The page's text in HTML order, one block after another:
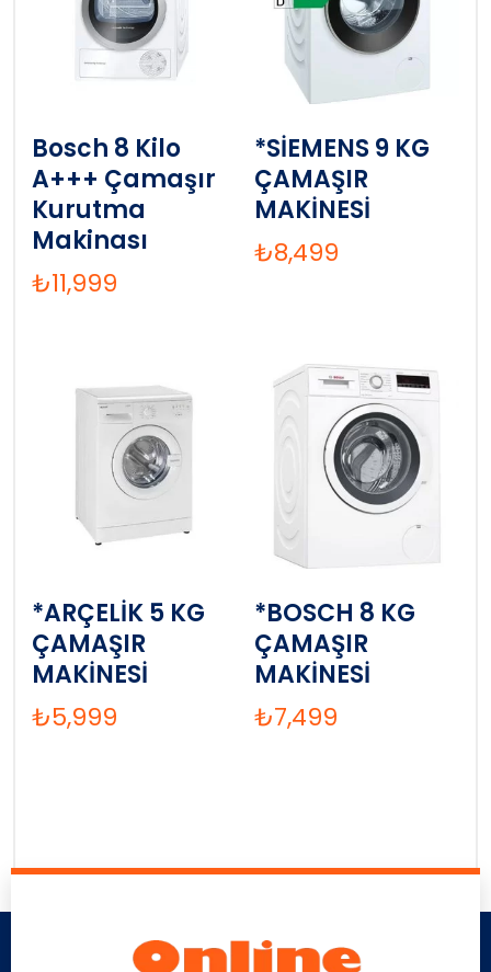
Bosch 8 Kilo
A+++ Çamaşır
Kurutma
Makinası
₺11,999
*SİEMENS 9 KG
ÇAMAŞIR
MAKİNESİ
₺8,499
*ARÇELİK 5 KG
ÇAMAŞIR
MAKİNESİ
₺5,999
*BOSCH 8 KG
ÇAMAŞIR
MAKİNESİ
₺7,499